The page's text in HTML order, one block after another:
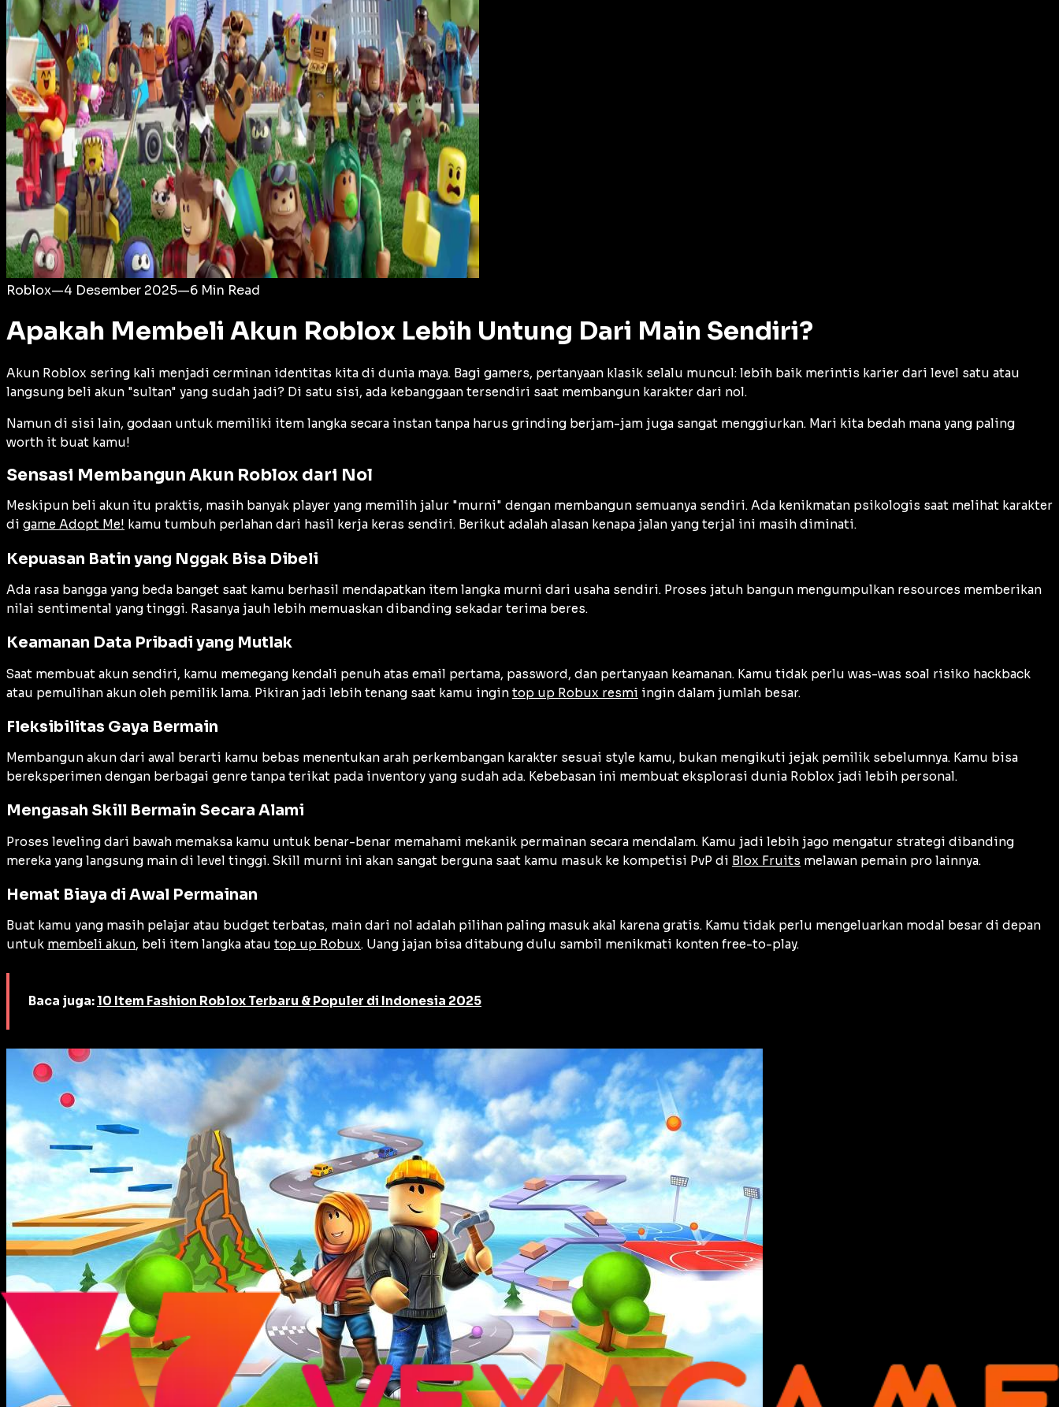
Login
Roblox—4 Desember 2025—6 Min Read
Apakah Membeli Akun Roblox Lebih Untung Dari Main Sendiri?
Akun Roblox sering kali menjadi cerminan identitas kita di dunia maya. Bagi gamers, pertanyaan klasik selalu muncul: lebih baik merintis karier dari level satu atau
langsung beli akun "sultan" yang sudah jadi? Di satu sisi, ada kebanggaan tersendiri saat membangun karakter dari nol.
Namun di sisi lain, godaan untuk memiliki item langka secara instan tanpa harus grinding berjam-jam juga sangat menggiurkan. Mari kita bedah mana yang paling
worth it buat kamu!
Sensasi Membangun Akun Roblox dari Nol
Meskipun beli akun itu praktis, masih banyak player yang memilih jalur "murni" dengan membangun semuanya sendiri. Ada kenikmatan psikologis saat melihat karakter
di game Adopt Me! kamu tumbuh perlahan dari hasil kerja keras sendiri. Berikut adalah alasan kenapa jalan yang terjal ini masih diminati.
Kepuasan Batin yang Nggak Bisa Dibeli
Ada rasa bangga yang beda banget saat kamu berhasil mendapatkan item langka murni dari usaha sendiri. Proses jatuh bangun mengumpulkan resources memberikan
nilai sentimental yang tinggi. Rasanya jauh lebih memuaskan dibanding sekadar terima beres.
Keamanan Data Pribadi yang Mutlak
Saat membuat akun sendiri, kamu memegang kendali penuh atas email pertama, password, dan pertanyaan keamanan. Kamu tidak perlu was-was soal risiko hackback
atau pemulihan akun oleh pemilik lama. Pikiran jadi lebih tenang saat kamu ingin top up Robux resmi ingin dalam jumlah besar.
Fleksibilitas Gaya Bermain
Membangun akun dari awal berarti kamu bebas menentukan arah perkembangan karakter sesuai style kamu, bukan mengikuti jejak pemilik sebelumnya. Kamu bisa
bereksperimen dengan berbagai genre tanpa terikat pada inventory yang sudah ada. Kebebasan ini membuat eksplorasi dunia Roblox jadi lebih personal.
Mengasah Skill Bermain Secara Alami
Proses leveling dari bawah memaksa kamu untuk benar-benar memahami mekanik permainan secara mendalam. Kamu jadi lebih jago mengatur strategi dibanding
mereka yang langsung main di level tinggi. Skill murni ini akan sangat berguna saat kamu masuk ke kompetisi PvP di Blox Fruits melawan pemain pro lainnya.
Hemat Biaya di Awal Permainan
Buat kamu yang masih pelajar atau budget terbatas, main dari nol adalah pilihan paling masuk akal karena gratis. Kamu tidak perlu mengeluarkan modal besar di depan
untuk membeli akun, beli item langka atau top up Robux. Uang jajan bisa ditabung dulu sambil menikmati konten free-to-play.
Baca juga: 10 Item Fashion Roblox Terbaru & Populer di Indonesia 2025